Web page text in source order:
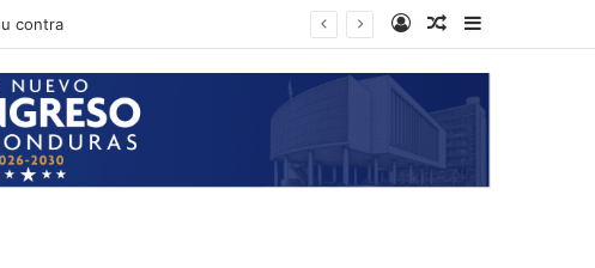
Log InRandom Article